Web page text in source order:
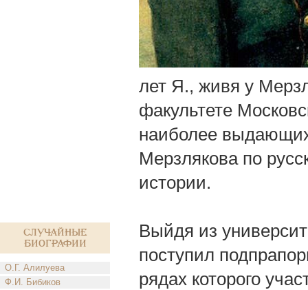
Случайные
биографии
О.Г. Алилуева
Ф.И. Бибиков
лет Я., живя у
факультете
наиболее
Мерзлякова по
истории.
Выйдя из
поступил
рядах которого